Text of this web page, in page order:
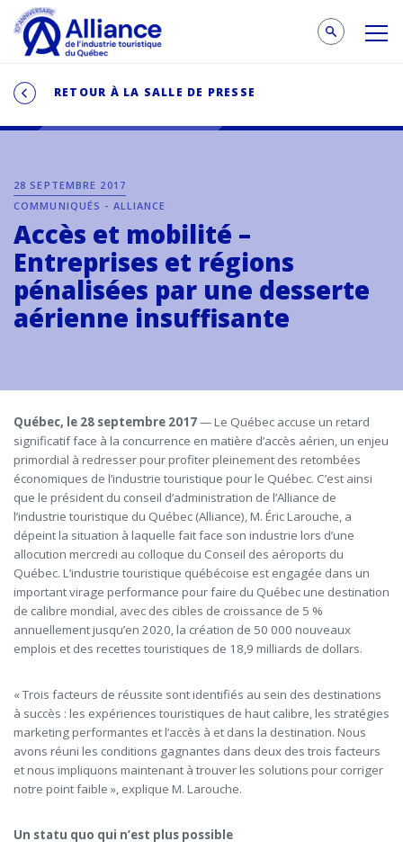
RETOUR À LA SALLE DE PRESSE
28 SEPTEMBRE 2017
COMMUNIQUÉS - ALLIANCE
Accès et mobilité –
Entreprises et régions
pénalisées par une desserte
aérienne insuffisante
Québec, le 28 septembre 2017— Le Québec accuse un retard
significatif face à la concurrence en matière d’accès aérien, un enjeu
primordial à redresser pour profiter pleinement des retombées
économiques de l’industrie touristique pour le Québec. C’est ainsi
que le président du conseil d’administration de l’Alliance de
l’industrie touristique du Québec (Alliance), M. Éric Larouche, a
dépeint la situation à laquelle fait face son industrie lors d’une
allocution mercredi au colloque du Conseil des aéroports du
Québec. L’industrie touristique québécoise est engagée dans un
important virage performance pour faire du Québec une destination
de calibre mondial, avec des cibles de croissance de 5 %
annuellement jusqu’en 2020, la création de 50 000 nouveaux
emplois et des recettes touristiques de 18,9 milliards de dollars.
« Trois facteurs de réussite sont identifiés au sein des destinations
à succès : les expériences touristiques de haut calibre, les stratégies
marketing performantes et l’accès à et dans la destination. Nous
avons réuni les conditions gagnantes dans deux des trois facteurs
et nous impliquons maintenant à trouver les solutions pour corriger
notre point faible », explique M. Larouche.
Un statu quo qui n’est plus possible